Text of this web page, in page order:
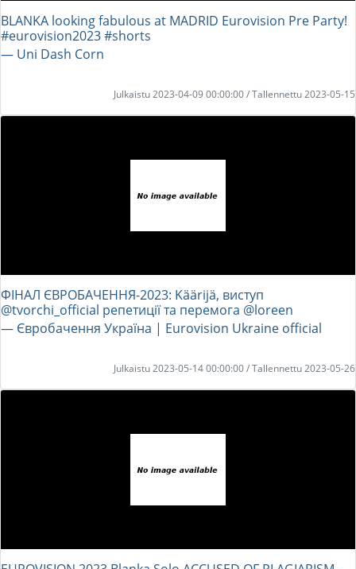
BLANKA looking fabulous at MADRID Eurovision Pre Party!
#eurovision2023 #shorts
― Uni Dash Corn
Julkaistu 2023-04-09 00:00:00 / Tallennettu 2023-05-15
ФІНАЛ ЄВРОБАЧЕННЯ-2023: Käärijä, виступ
@tvorchi_official репетиції та перемога @loreen
― Євробачення Україна | Eurovision Ukraine official
Julkaistu 2023-05-14 00:00:00 / Tallennettu 2023-05-26